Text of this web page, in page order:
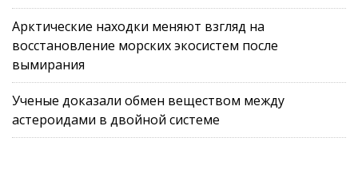
Арктические находки меняют взгляд на
восстановление морских экосистем после
вымирания
Ученые доказали обмен веществом между
астероидами в двойной системе